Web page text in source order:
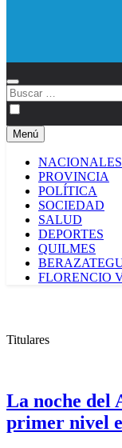
Buscar:
Menú
NACIONALES
PROVINCIA
POLÍTICA
SOCIEDAD
SALUD
DEPORTES
QUILMES
FLORENCIO
Titulares
La noche del
primer nivel